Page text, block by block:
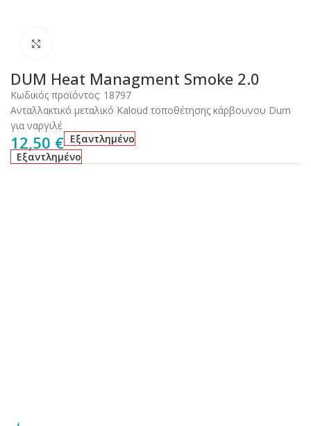
DUM Heat Managment Smoke 2.0
Κωδικός προϊόντος: 18797
Ανταλλακτικό μεταλικό Kaloud τοποθέτησης κάρβουνου Dum
για ναργιλέ
12,50 € Εξαντλημένο
Εξαντλημένο